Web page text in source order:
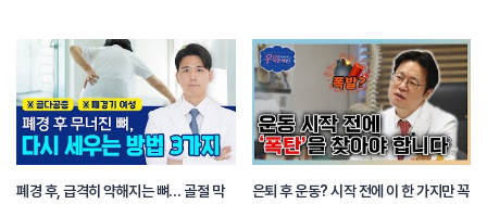
폐경 후, 급격히 약해지는 뼈… 골절 막
은퇴 후 운동? 시작 전에 이 한 가지만 꼭